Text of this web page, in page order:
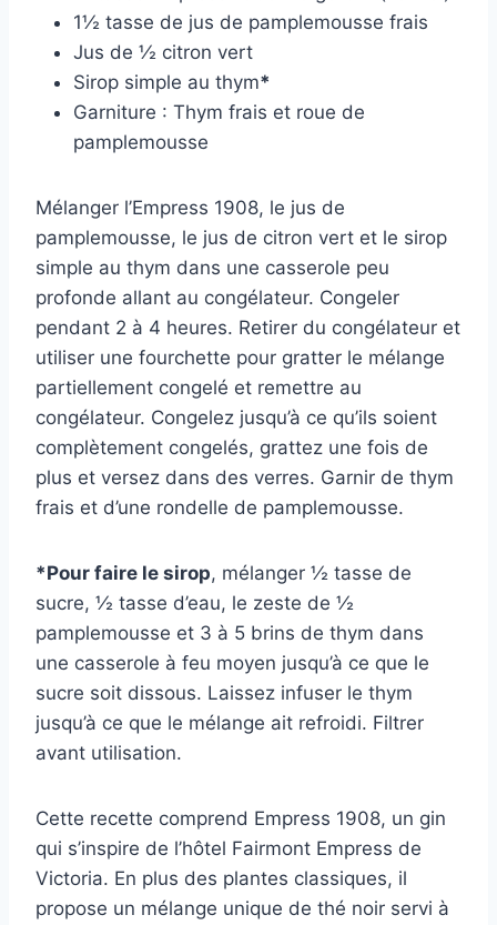
1½ tasse de jus de pamplemousse frais
Jus de ½ citron vert
Sirop simple au thym*
Garniture : Thym frais et roue de
pamplemousse
Mélanger l’Empress 1908, le jus de
pamplemousse, le jus de citron vert et le sirop
simple au thym dans une casserole peu
profonde allant au congélateur. Congeler
pendant 2 à 4 heures. Retirer du congélateur et
utiliser une fourchette pour gratter le mélange
partiellement congelé et remettre au
congélateur. Congelez jusqu’à ce qu’ils soient
complètement congelés, grattez une fois de
plus et versez dans des verres. Garnir de thym
frais et d’une rondelle de pamplemousse.
*Pour faire le sirop, mélanger ½ tasse de
sucre, ½ tasse d’eau, le zeste de ½
pamplemousse et 3 à 5 brins de thym dans
une casserole à feu moyen jusqu’à ce que le
sucre soit dissous. Laissez infuser le thym
jusqu’à ce que le mélange ait refroidi. Filtrer
avant utilisation.
Cette recette comprend Empress 1908, un gin
qui s’inspire de l’hôtel Fairmont Empress de
Victoria. En plus des plantes classiques, il
propose un mélange unique de thé noir servi à